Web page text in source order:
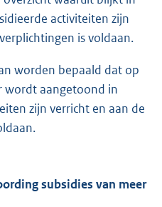
activiteiten zijn
is voldaan.
worden bepaald dat op
wordt aangetoond in
zijn verricht en aan de
subsidies van meer